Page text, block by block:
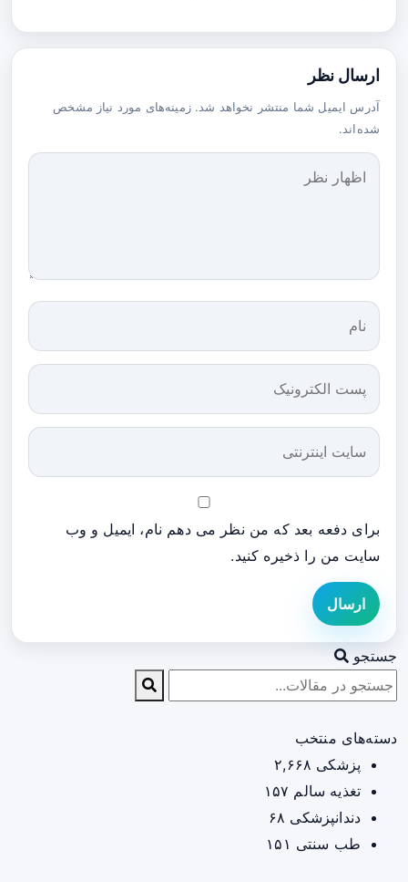
ارسال نظر
آدرس ایمیل شما منتشر نخواهد شد. زمینه‌های مورد نیاز مشخص
شده‌اند.
برای دفعه بعد که من نظر می دهم نام، ایمیل و وب
سایت من را ذخیره کنید.
ارسال
جستجو
دسته‌های منتخب
پزشکی ۲,۶۶۸
تغذیه سالم ۱۵۷
دندانپزشکی ۶۸
طب سنتی ۱۵۱